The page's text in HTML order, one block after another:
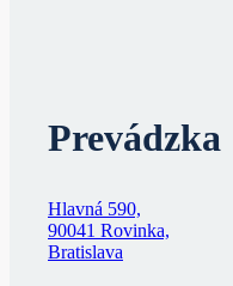
Prevádzka
Hlavná 590,
90041 Rovinka,
Bratislava